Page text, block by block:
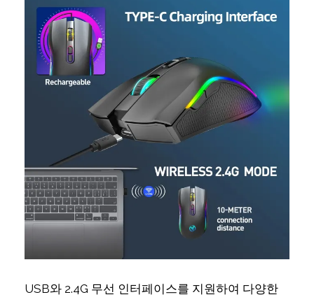
USB와 2.4G 무선 인터페이스를 지원하여 다양한